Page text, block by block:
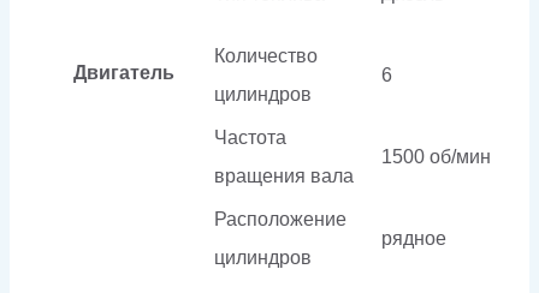
Двигатель
Количество
цилиндров
6
Частота
вращения вала
1500 об/мин
Расположение
цилиндров
рядное